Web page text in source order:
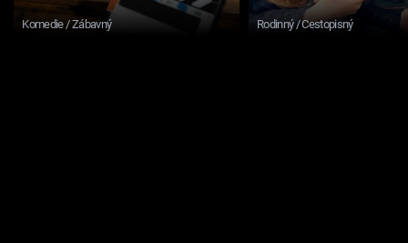
Komedie / Zábavný Rodinný / Cestopisný